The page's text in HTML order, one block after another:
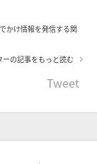
かけ情報を発信する関
ーの記事をもっと読む
Tweet